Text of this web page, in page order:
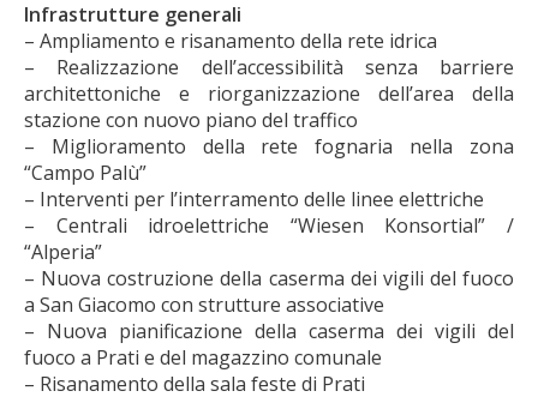
Infrastrutture generali
– Ampliamento e risanamento della rete idrica
– Realizzazione dell’accessibilità senza barriere
architettoniche e riorganizzazione dell’area della
stazione con nuovo piano del traffico
– Miglioramento della rete fognaria nella zona
“Campo Palù”
– Interventi per l’interramento delle linee elettriche
– Centrali idroelettriche “Wiesen Konsortial” /
“Alperia”
– Nuova costruzione della caserma dei vigili del fuoco
a San Giacomo con strutture associative
– Nuova pianificazione della caserma dei vigili del
fuoco a Prati e del magazzino comunale
– Risanamento della sala feste di Prati